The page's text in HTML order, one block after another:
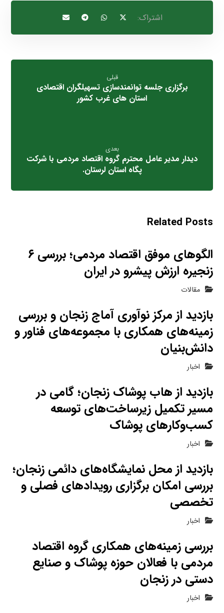
قبلی
برگزاری جلسه توانمندسازی تسهیلگران اقتصادی
استان های غرب کشور
بعدی
دیدار مدیر عامل محترم گروه اقتصاد مردمی با شرکت
پگاه استان لرستان.
Related Posts
الگوهای موفق اقتصاد مردمی؛ بررسی ۶
زنجیره ارزش پیشرو در ایران
مقالات
بازدید از مرکز نوآوری آماج زنجان و بررسی
زمینه‌های همکاری با مجموعه‌های فناور و
دانش‌بنیان
اخبار
بازدید از هاب پوشاک زنجان؛ گامی در
مسیر تکمیل زیرساخت‌های توسعه
کسب‌وکارهای پوشاک
اخبار
بازدید از محل نمایشگاه‌های دائمی زنجان؛
بررسی امکان برگزاری رویدادهای فصلی و
تخصصی
اخبار
بررسی زمینه‌های همکاری گروه اقتصاد
مردمی با فعالان حوزه پوشاک و صنایع
دستی در زنجان
اخبار